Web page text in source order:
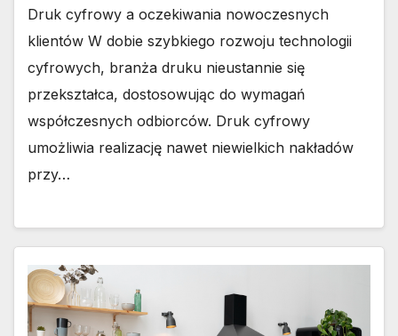
Druk cyfrowy a oczekiwania nowoczesnych
klientów W dobie szybkiego rozwoju technologii
cyfrowych, branża druku nieustannie się
przekształca, dostosowując do wymagań
współczesnych odbiorców. Druk cyfrowy
umożliwia realizację nawet niewielkich nakładów
przy…